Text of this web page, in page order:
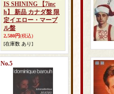
IS SHINING 【7inc
h】 新品 カナダ盤 限
定イエロー・マーブ
ル盤
2,580円(税込)
[在庫数 あり]
No.5